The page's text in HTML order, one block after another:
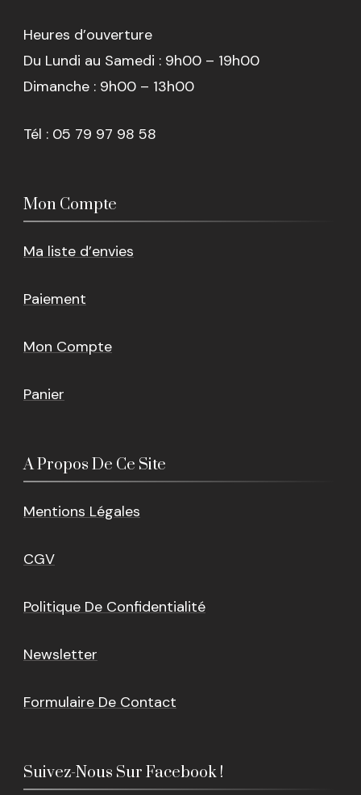
Heures d’ouverture
Du Lundi au Samedi : 9h00 – 19h00
Dimanche : 9h00 – 13h00
Tél : 05 79 97 98 58
Mon Compte
Ma liste d’envies
Paiement
Mon Compte
Panier
A Propos De Ce Site
Mentions Légales
CGV
Politique De Confidentialité
Newsletter
Formulaire De Contact
Suivez-Nous Sur Facebook !